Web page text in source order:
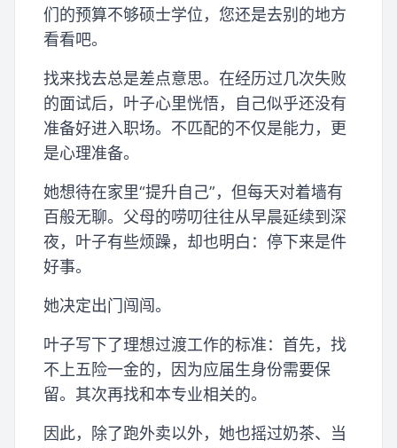
们的预算不够硕士学位，您还是去别的地方
看看吧。
找来找去总是差点意思。在经历过几次失败
的面试后，叶子心里恍悟，自己似乎还没有
准备好进入职场。不匹配的不仅是能力，更
是心理准备。
她想待在家里“提升自己”，但每天对着墙有
百般无聊。父母的唠叨往往从早晨延续到深
夜，叶子有些烦躁，却也明白：停下来是件
好事。
她决定出门闯闯。
叶子写下了理想过渡工作的标准：首先，找
不上五险一金的，因为应届生身份需要保
留。其次再找和本专业相关的。
因此，除了跑外卖以外，她也摇过奶茶、当